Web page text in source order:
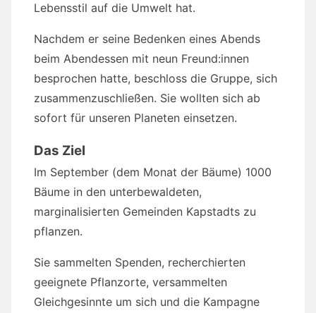
Lebensstil auf die Umwelt hat.
Nachdem er seine Bedenken eines Abends
beim Abendessen mit neun Freund:innen
besprochen hatte, beschloss die Gruppe, sich
zusammenzuschließen. Sie wollten sich ab
sofort für unseren Planeten einsetzen.
Das Ziel
Im September (dem Monat der Bäume) 1000
Bäume in den unterbewaldeten,
marginalisierten Gemeinden Kapstadts zu
pflanzen.
Sie sammelten Spenden, recherchierten
geeignete Pflanzorte, versammelten
Gleichgesinnte um sich und die Kampagne